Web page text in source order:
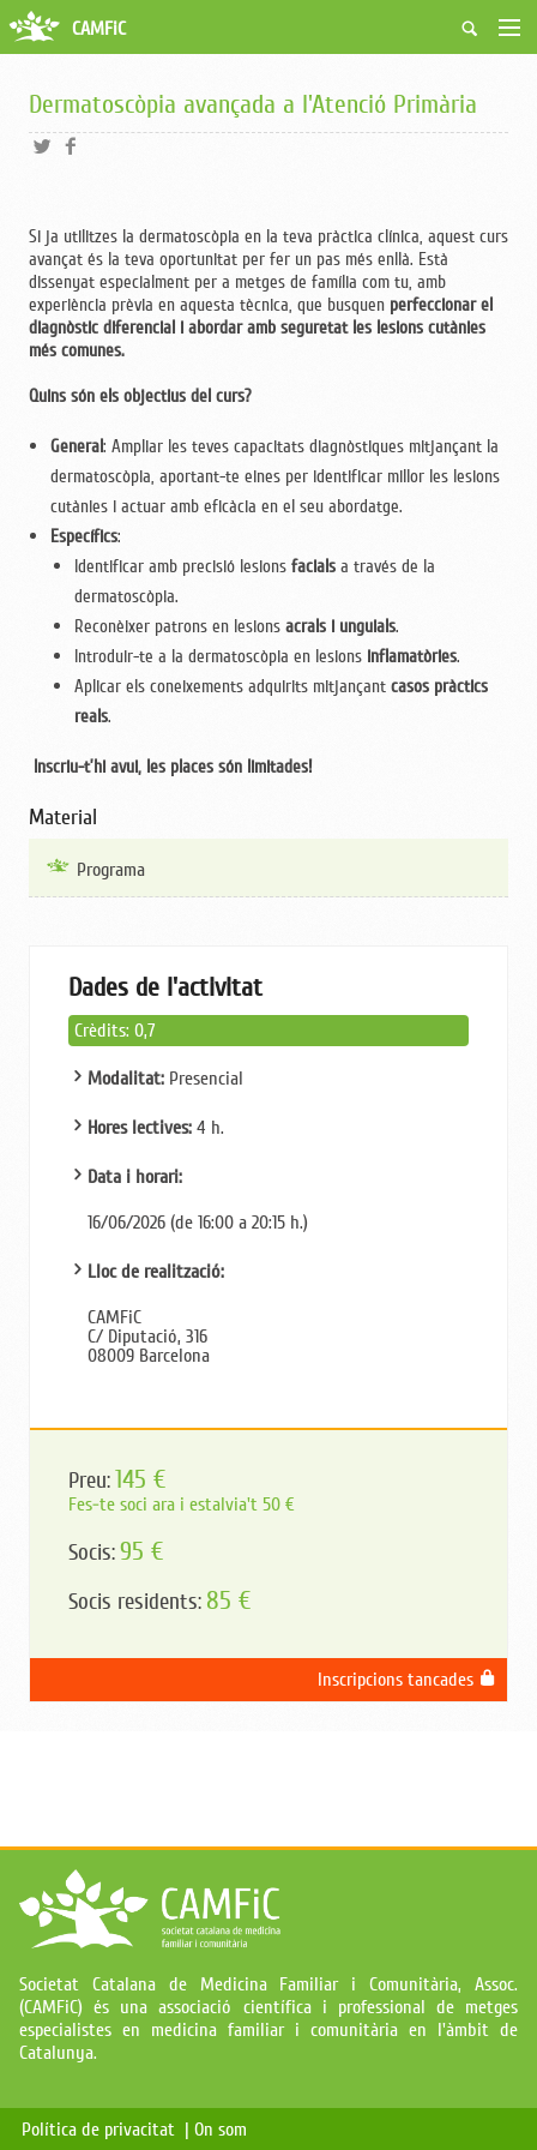
Qui som
Fes-te soci
Activitats
Biblioteca
Grups i Vocalies
CAMFiC
Dermatoscòpia avançada a l'Atenció Primària
Si ja utilitzes la dermatoscòpia en la teva pràctica clínica, aquest curs
avançat és la teva oportunitat per fer un pas més enllà. Està
dissenyat especialment per a metges de família com tu, amb
experiència prèvia en aquesta tècnica, que busquen perfeccionar el
diagnòstic diferencial i abordar amb seguretat les lesions cutànies
més comunes.
Quins són els objectius del curs?
General: Ampliar les teves capacitats diagnòstiques mitjançant la
dermatoscòpia, aportant-te eines per identificar millor les lesions
cutànies i actuar amb eficàcia en el seu abordatge.
Específics:
Identificar amb precisió lesions facialsa través de la
dermatoscòpia.
Reconèixer patrons en lesions acrals i unguials.
Introduir-te a la dermatoscòpia en lesions inflamatòries.
Aplicar els coneixements adquirits mitjançant casos pràctics
reals.
Inscriu-t’hi avui, les places són limitades!
Material
Programa
Dades de l'activitat
Crèdits: 0,7
Modalitat: Presencial
Hores lectives: 4 h.
Data i horari:
16/06/2026 (de 16:00 a 20:15 h.)
Lloc de realització:
CAMFiC
C/ Diputació, 316
08009 Barcelona
Preu:145 €
Fes-te soci ara i estalvia't 50 €
Socis:95 €
Socis residents: 85 €
Inscripcions tancades
Societat Catalana de Medicina Familiar i Comunitària, Assoc.
(CAMFiC) és una associació científica i professional de metges
especialistes en medicina familiar i comunitària en l'àmbit de
Catalunya.
Política de privacitat | On som